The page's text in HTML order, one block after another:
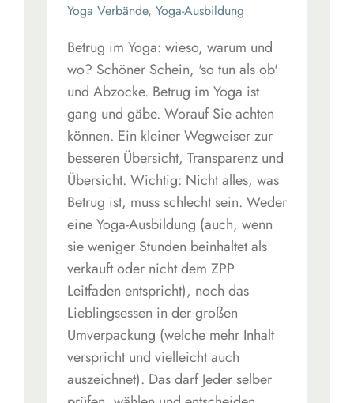
Yoga Verbände, Yoga-Ausbildung
Betrug im Yoga: wieso, warum und
wo? Schöner Schein, 'so tun als ob'
und Abzocke. Betrug im Yoga ist
gang und gäbe. Worauf Sie achten
können. Ein kleiner Wegweiser zur
besseren Übersicht, Transparenz und
Übersicht. Wichtig: Nicht alles, was
Betrug ist, muss schlecht sein. Weder
eine Yoga-Ausbildung (auch, wenn
sie weniger Stunden beinhaltet als
verkauft oder nicht dem ZPP
Leitfaden entspricht), noch das
Lieblingsessen in der großen
Umverpackung (welche mehr Inhalt
verspricht und vielleicht auch
auszeichnet). Das darf Jeder selber